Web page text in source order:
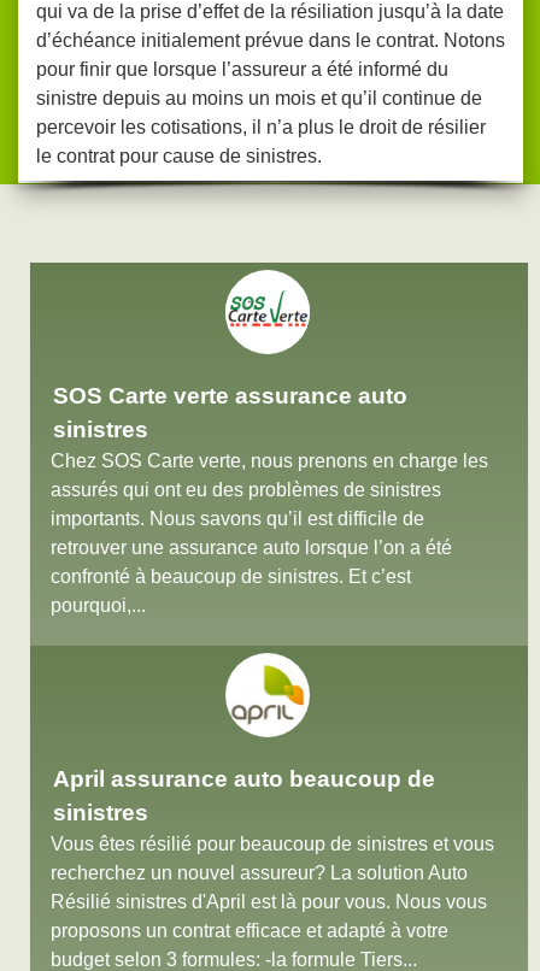
qui va de la prise d’effet de la résiliation jusqu’à la date
d’échéance initialement prévue dans le contrat. Notons
pour finir que lorsque l’assureur a été informé du
sinistre depuis au moins un mois et qu’il continue de
percevoir les cotisations, il n’a plus le droit de résilier
le contrat pour cause de sinistres.
SOS Carte verte assurance auto
sinistres
Chez SOS Carte verte, nous prenons en charge les
assurés qui ont eu des problèmes de sinistres
importants. Nous savons qu’il est difficile de
retrouver une assurance auto lorsque l’on a été
confronté à beaucoup de sinistres. Et c’est
pourquoi,...
April assurance auto beaucoup de
sinistres
Vous êtes résilié pour beaucoup de sinistres et vous
recherchez un nouvel assureur? La solution Auto
Résilié sinistres d'April est là pour vous. Nous vous
proposons un contrat efficace et adapté à votre
budget selon 3 formules: -la formule Tiers...